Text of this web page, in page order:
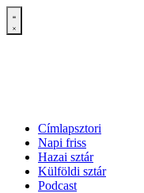
Címlapsztori
Napi friss
Hazai sztár
Külföldi sztár
Podcast